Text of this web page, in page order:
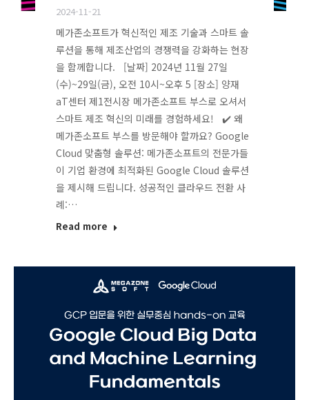
2024-11-21
메가존소프트가 혁신적인 제조 기술과 스마트 솔
루션을 통해 제조산업의 경쟁력을 강화하는 현장
을 함께합니다. [날짜] 2024년 11월 27일
(수)~29일(금), 오전 10시~오후 5 [장소] 양재
aT센터 제1전시장 메가존소프트 부스로 오셔서
스마트 제조 혁신의 미래를 경험하세요! ✔️ 왜
메가존소프트 부스를 방문해야 할까요? Google
Cloud 맞춤형 솔루션: 메가존소프트의 전문가들
이 기업 환경에 최적화된 Google Cloud 솔루션
을 제시해 드립니다. 성공적인 클라우드 전환 사
례:…
Read more